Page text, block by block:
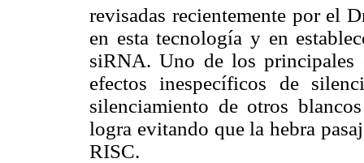
revisadas recientemente por el
en esta tecnología y en
siRNA. Uno de los principales
efectos inespecíficos de
silenciamiento de otros
logra evitando que la hebra
RISC.